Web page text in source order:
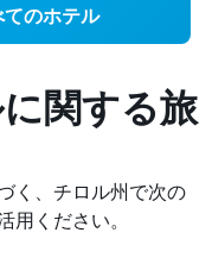
のホテル
関する旅
く、チロル州で次の
ください。